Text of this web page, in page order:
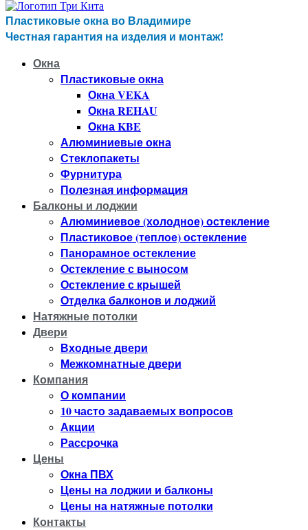
Пластиковые окна во Владимире
Честная гарантия на изделия и монтаж!
Окна
Пластиковые окна
Окна VEKA
Окна REHAU
Окна KBE
Алюминиевые окна
Стеклопакеты
Фурнитура
Полезная информация
Балконы и лоджии
Алюминиевое (холодное) остекление
Пластиковое (теплое) остекление
Панорамное остекление
Остекление с выносом
Остекление с крышей
Отделка балконов и лоджий
Натяжные потолки
Двери
Входные двери
Межкомнатные двери
Компания
О компании
10 часто задаваемых вопросов
Акции
Рассрочка
Цены
Окна ПВХ
Цены на лоджии и балконы
Цены на натяжные потолки
Контакты